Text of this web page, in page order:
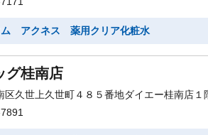
ム アクネス 薬用クリア化粧水
グ桂南店
区久世上久世町４８５番地ダイエー桂南店１